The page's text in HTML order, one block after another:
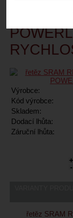
126ČL.
Výrobce:
Kód výrobce:
Skladem:
Dodací lhůta:
Záruční lhůta:
+
-
řetěz SRAM